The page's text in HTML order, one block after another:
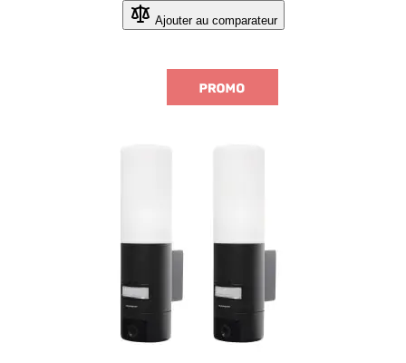
Ajouter au comparateur